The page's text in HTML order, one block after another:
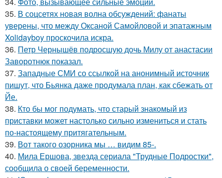
35. В соцсетях новая волна обсуждений: фанаты
уверены, что между Оксаной Самойловой и эпатажным
Xolidayboy проскочила искра.
36. Петр Чернышёв подросшую дочь Милу от анастасии
Заворотнюк показал.
37. Западные СМИ со ссылкой на анонимный источник
пишут, что Бьянка даже продумала план, как сбежать от
Йе.
38. Кто бы мог подумать, что старый знакомый из
приставки может настолько сильно измениться и стать
по-настоящему притягательным.
39. Вот такого озорника мы … видим 85-.
40. Мила Ершова, звезда сериала "Трудные Подростки",
сообщила о своей беременности.